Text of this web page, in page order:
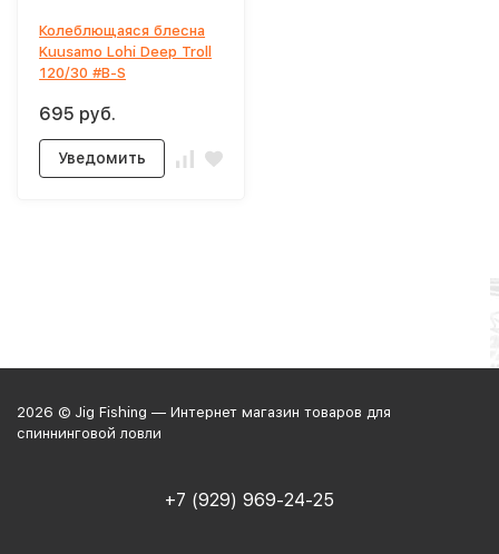
Колеблющаяся блесна
Kuusamo Lohi Deep Troll
120/30 #B-S
695 руб.
Уведомить
2026 © Jig Fishing — Интернет магазин товаров для
спиннинговой ловли
+7 (929) 969-24-25